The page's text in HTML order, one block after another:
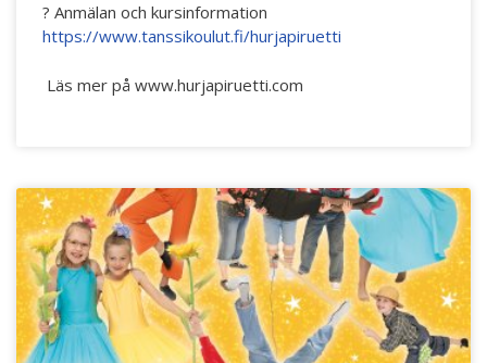
ABC'd
? Anmälan och kursinformation
https://www.tanssikoulut.fi/hurjapiruetti
Läs mer på www.hurjapiruetti.com